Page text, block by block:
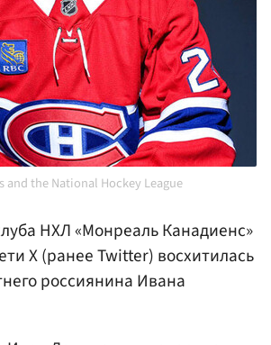
and the National Hockey League
НХЛ «Монреаль Канадиенс»
X (ранее Twitter) восхитилась
россиянина Ивана